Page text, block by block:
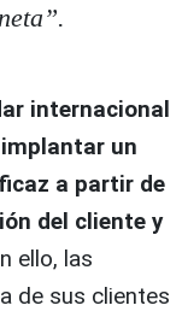
internacional
un
a partir de
del cliente y
ello, las
de sus clientes